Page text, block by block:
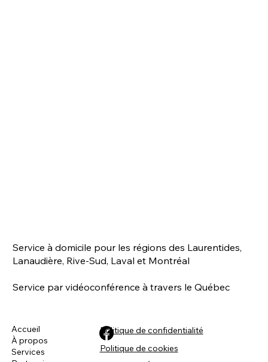
Politique de confidentialité
Politique de cookies
Service à domicile pour les régions des Laurentides,
Lanaudière, Rive-Sud, Laval et Montréal
Service par vidéoconférence à travers le Québec
Accueil
À propos
Services